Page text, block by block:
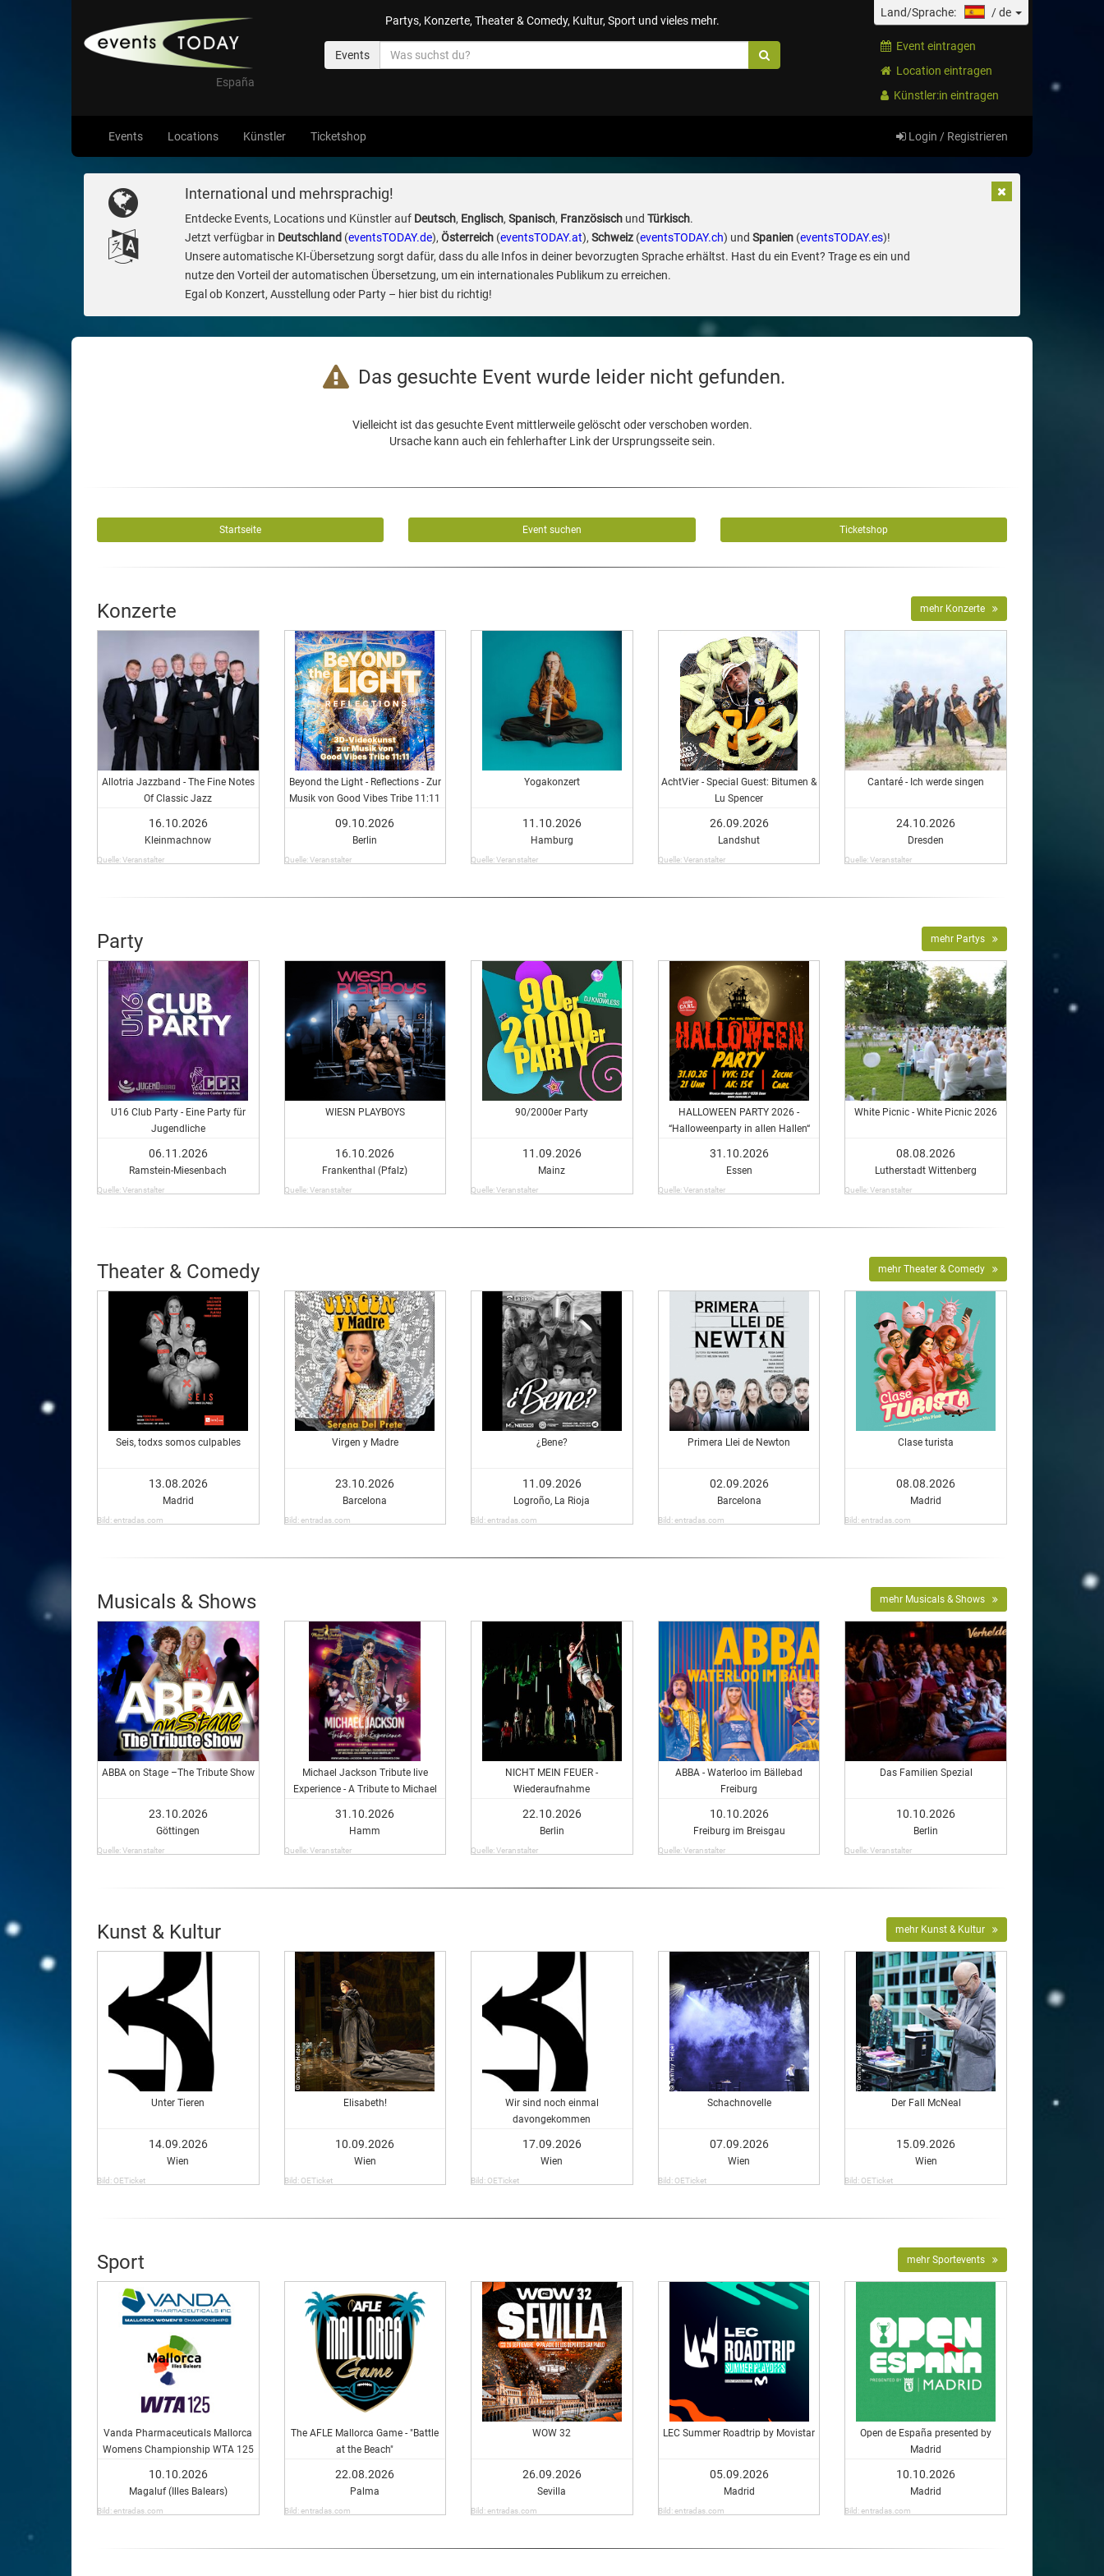
España
Partys, Konzerte, Theater & Comedy, Kultur, Sport und vieles mehr.
Events
Land/Sprache: /de
Event eintragen
Location eintragen
Künstler:in eintragen
Events Locations Künstler Ticketshop Login / Registrieren
International und mehrsprachig!
Entdecke Events, Locations und Künstler auf Deutsch, Englisch, Spanisch, Französischund Türkisch.
Jetzt verfügbar in Deutschland (eventsTODAY.de), Österreich(eventsTODAY.at), Schweiz(eventsTODAY.ch) und Spanien(eventsTODAY.es)!
Unsere automatische KI-Übersetzung sorgt dafür, dass du alle Infos in deiner bevorzugten Sprache erhältst. Hast du ein Event? Trage es ein und
nutze den Vorteil der automatischen Übersetzung, um ein internationales Publikum zu erreichen.
Egal ob Konzert, Ausstellung oder Party – hier bist du richtig!
Das gesuchte Event wurde leider nicht gefunden.
Vielleicht ist das gesuchte Event mittlerweile gelöscht oder verschoben worden.
Ursache kann auch ein fehlerhafter Link der Ursprungsseite sein.
Startseite Event suchen Ticketshop
Konzerte mehr Konzerte
Allotria Jazzband - The Fine Notes
Of Classic Jazz
16.10.2026
Kleinmachnow
Quelle: Veranstalter
Beyond the Light - Reflections - Zur
Musik von Good Vibes Tribe 11:11
09.10.2026
Berlin
Quelle: Veranstalter
Yogakonzert
11.10.2026
Hamburg
Quelle: Veranstalter
AchtVier - Special Guest: Bitumen &
Lu Spencer
26.09.2026
Landshut
Quelle: Veranstalter
Cantaré - Ich werde singen
24.10.2026
Dresden
Quelle: Veranstalter
Party mehr Partys
U16 Club Party - Eine Party für
Jugendliche
06.11.2026
Ramstein-Miesenbach
Quelle: Veranstalter
WIESN PLAYBOYS
16.10.2026
Frankenthal (Pfalz)
Quelle: Veranstalter
90/2000er Party
11.09.2026
Mainz
Quelle: Veranstalter
HALLOWEEN PARTY 2026 -
“Halloweenparty in allen Hallen“
31.10.2026
Essen
Quelle: Veranstalter
White Picnic - White Picnic 2026
08.08.2026
Lutherstadt Wittenberg
Quelle: Veranstalter
Theater & Comedy mehr Theater & Comedy
Seis, todxs somos culpables
13.08.2026
Madrid
Bild: entradas.com
Virgen y Madre
23.10.2026
Barcelona
Bild: entradas.com
¿Bene?
11.09.2026
Logroño, La Rioja
Bild: entradas.com
Primera Llei de Newton
02.09.2026
Barcelona
Bild: entradas.com
Clase turista
08.08.2026
Madrid
Bild: entradas.com
Musicals & Shows mehr Musicals & Shows
ABBA on Stage –The Tribute Show
23.10.2026
Göttingen
Quelle: Veranstalter
Michael Jackson Tribute live
Experience - A Tribute to Michael
31.10.2026
Hamm
Quelle: Veranstalter
NICHT MEIN FEUER -
Wiederaufnahme
22.10.2026
Berlin
Quelle: Veranstalter
ABBA - Waterloo im Bällebad
Freiburg
10.10.2026
Freiburg im Breisgau
Quelle: Veranstalter
Das Familien Spezial
10.10.2026
Berlin
Quelle: Veranstalter
Kunst & Kultur mehr Kunst & Kultur
Unter Tieren
14.09.2026
Wien
Bild: OETicket
Elisabeth!
10.09.2026
Wien
Bild: OETicket
Wir sind noch einmal
davongekommen
17.09.2026
Wien
Bild: OETicket
Schachnovelle
07.09.2026
Wien
Bild: OETicket
Der Fall McNeal
15.09.2026
Wien
Bild: OETicket
Sport mehr Sportevents
Vanda Pharmaceuticals Mallorca
Womens Championship WTA 125
10.10.2026
Magaluf (Illes Balears)
Bild: entradas.com
The AFLE Mallorca Game - "Battle
at the Beach"
22.08.2026
Palma
Bild: entradas.com
WOW 32
26.09.2026
Sevilla
Bild: entradas.com
LEC Summer Roadtrip by Movistar
05.09.2026
Madrid
Bild: entradas.com
Open de España presented by
Madrid
10.10.2026
Madrid
Bild: entradas.com